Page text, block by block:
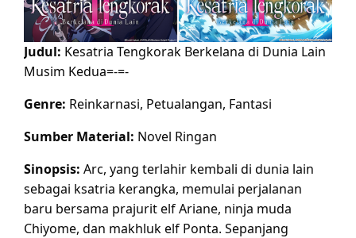
Judul: Kesatria Tengkorak Berkelana di Dunia Lain
Musim Kedua=-=-
Genre: Reinkarnasi, Petualangan, Fantasi
Sumber Material: Novel Ringan
Sinopsis: Arc, yang terlahir kembali di dunia lain
sebagai ksatria kerangka, memulai perjalanan
baru bersama prajurit elf Ariane, ninja muda
Chiyome, dan makhluk elf Ponta. Sepanjang